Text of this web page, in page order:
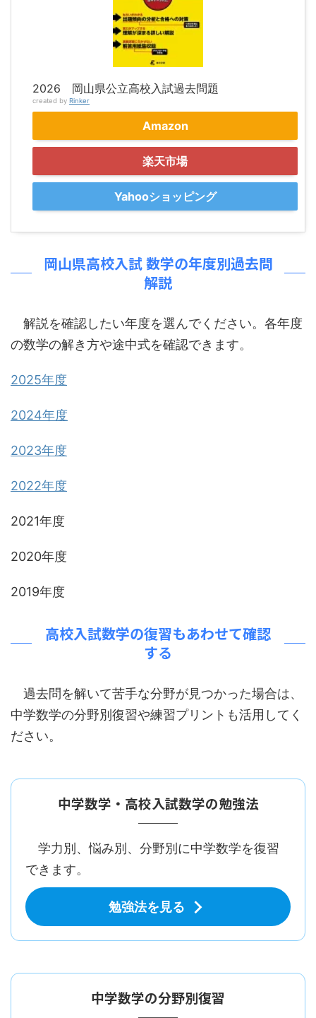
2026 岡山県公立高校入試過去問題
created by Rinker
Amazon
楽天市場
Yahooショッピング
岡山県高校入試 数学の年度別過去問
解説
解説を確認したい年度を選んでください。各年度
の数学の解き方や途中式を確認できます。
2025年度
2024年度
2023年度
2022年度
2021年度
2020年度
2019年度
高校入試数学の復習もあわせて確認
する
過去問を解いて苦手な分野が見つかった場合は、
中学数学の分野別復習や練習プリントも活用してく
ださい。
中学数学・高校入試数学の勉強法
学力別、悩み別、分野別に中学数学を復習
できます。
勉強法を見る
中学数学の分野別復習